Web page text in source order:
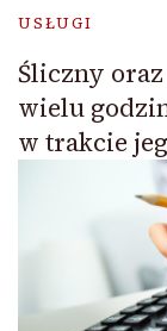
USŁUGI
Śliczny
wielu
w trakcie